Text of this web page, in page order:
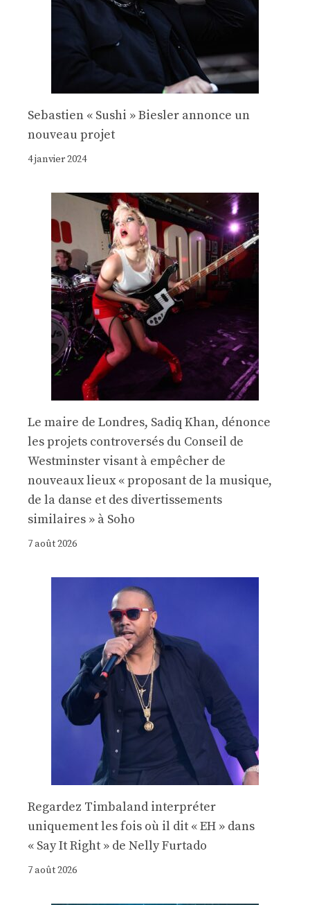
Sebastien « Sushi » Biesler annonce un
nouveau projet
4 janvier 2024
Le maire de Londres, Sadiq Khan, dénonce
les projets controversés du Conseil de
Westminster visant à empêcher de
nouveaux lieux « proposant de la musique,
de la danse et des divertissements
similaires » à Soho
7 août 2026
Regardez Timbaland interpréter
uniquement les fois où il dit « EH » dans
« Say It Right » de Nelly Furtado
7 août 2026